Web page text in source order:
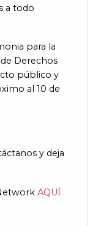
a todo
para la
Derechos
público y
al 10 de
y deja
AQUÍ